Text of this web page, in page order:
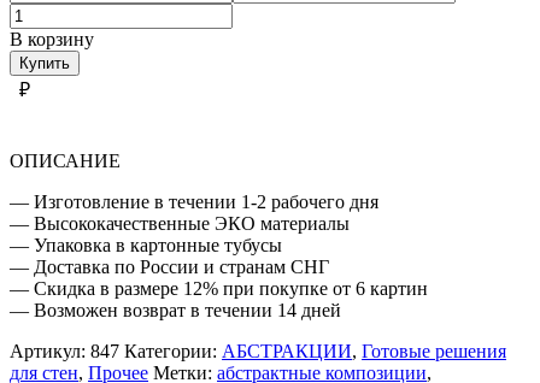
Количество
товара
ОТТЕНКИ
КРАСНОГО
В корзину
Купить
₽
ОПИСАНИЕ
— Изготовление в течении 1-2 рабочего дня
— Высококачественные ЭКО материалы
— Упаковка в картонные тубусы
— Доставка по России и странам СНГ
— Скидка в размере 12% при покупке от 6 картин
— Возможен возврат в течении 14 дней
Артикул: 847 Категории: АБСТРАКЦИИ, Готовые решения
для стен, Прочее Метки: абстрактные композиции,